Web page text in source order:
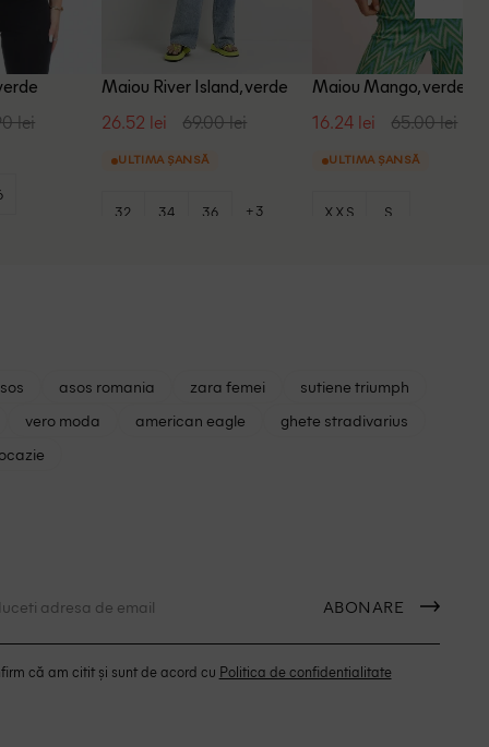
lei
Maiou River Island, verde
26.52 lei 69.00 lei
ULTIMA ȘANSĂ
32 34 36 +3
Maiou Mango, verde
16.24 lei 65.00 lei
ULTIMA ȘANSĂ
XXS S
asos romania zara femei
sutiene triumph
vero moda american eagle
ghete stradivarius
ABONARE
că am citit și sunt de acord cu Politica de confidentialitate